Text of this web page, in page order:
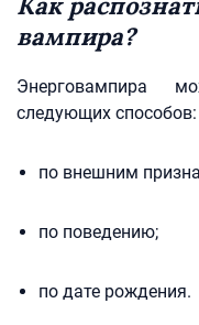
вампира?
Энерговампира
следующих способов:
по внешним
по поведению;
по дате рождения.